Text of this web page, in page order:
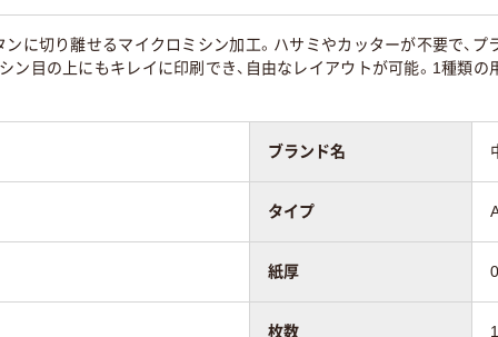
ンに切り離せるマイクロミシン加工。ハサミやカッターが不要で、
ン目の上にもキレイに印刷でき、自由なレイアウトが可能。1種類
ブランド名
タイプ
紙厚
枚数